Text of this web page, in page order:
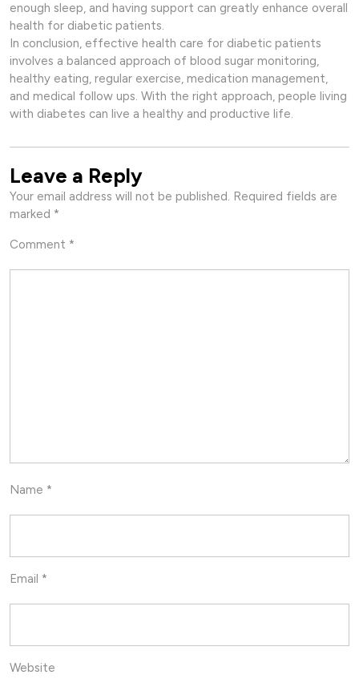
enough sleep, and having support can greatly enhance overall
health for diabetic patients.
In conclusion, effective health care for diabetic patients
involves a balanced approach of blood sugar monitoring,
healthy eating, regular exercise, medication management,
and medical follow ups. With the right approach, people living
with diabetes can live a healthy and productive life.
Leave a Reply
Your email address will not be published. Required fields are
marked *
Comment *
Name *
Email *
Website